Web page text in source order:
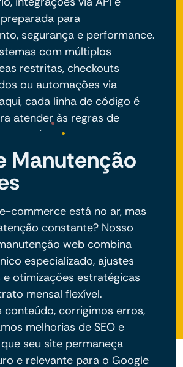
para
segurança e performance.
com múltiplos
restritas, checkouts
ou automações via
cada linha de código é
atender às regras de
projeto.
Manutenção
commerce está no ar, mas
constante? Nosso
web combina
especializado, ajustes
otimizações estratégicas
mensal flexível.
conteúdo, corrigimos erros,
melhorias de SEO e
seu site permaneça
e relevante para o Google